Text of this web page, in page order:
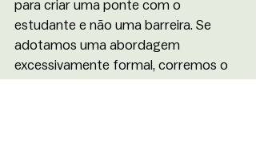
para criar uma ponte com o
estudante e não uma barreira. Se
adotamos uma abordagem
excessivamente formal, corremos o